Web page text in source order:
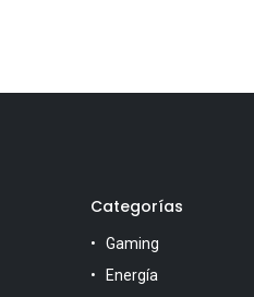
Categorías
Gaming
Energía